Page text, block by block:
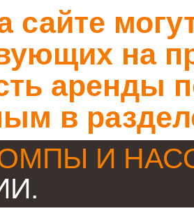
сайте
на
аренды
в
И